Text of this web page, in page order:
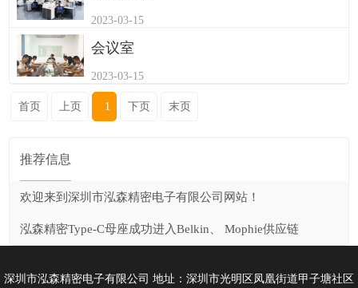
2023-03-15
会议室
2023-03-15
首页 上页 1 下页 末页
推荐信息
欢迎来到深圳市泓森精密电子有限公司网站！
泓森精密Type-C母座成功进入Belkin、 Mophie供应链
深圳市泓森精密电子有限公司 地址：深圳市光明区凤凰街道甲子塘社区